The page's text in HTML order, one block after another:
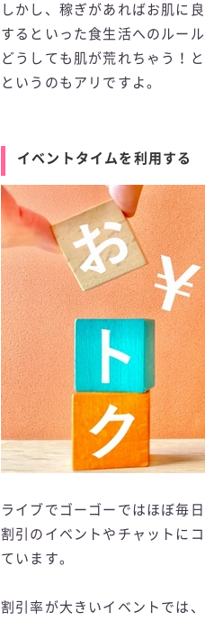
しかし、稼ぎがあればお肌に
するといった食生活へのルー
どうしても肌が荒れちゃう！
というのもアリですよ。
イベントタイムを利用する
ライブでゴーゴーではほぼ毎
割引のイベントやチャットに
ています。
割引率が大きいイベントでは